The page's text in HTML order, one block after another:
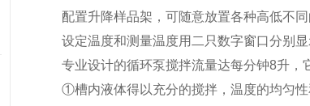
配置升降样品架，可随意放置各种高低不同
设定温度和测量温度用二只数字窗口分别显
专业设计的循环泵搅拌流量达每分钟8升，
①槽内液体得以充分的搅拌，温度的均匀